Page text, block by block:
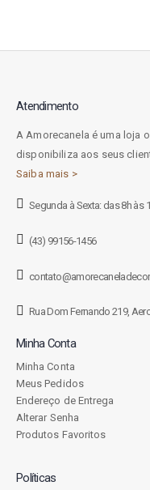
Atendimento
A Amorecanela é uma loja
disponibiliza aos seus
Saiba mais >
Segunda à Sexta: das 8h às
(43) 99156-1456
Rua Dom Fernando 219,
Minha Conta
Minha Conta
Meus Pedidos
Endereço de Entrega
Alterar Senha
Produtos Favoritos
Políticas